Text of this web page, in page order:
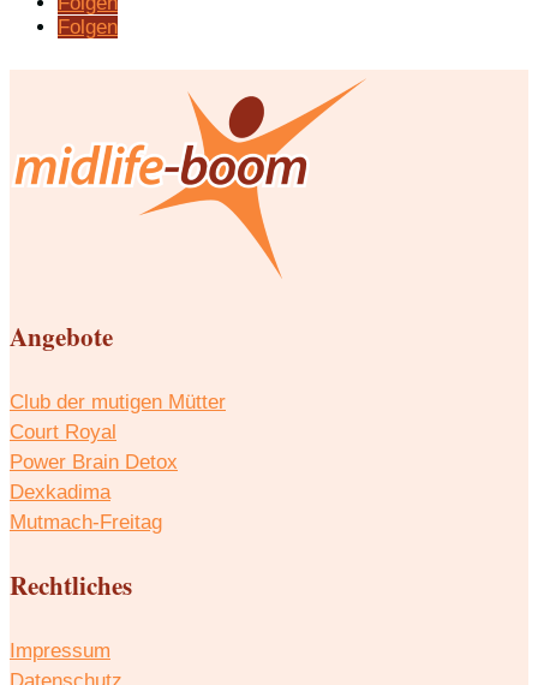
Folgen
Angebote
Club der mutigen Mütter
Court Royal
Power Brain Detox
Dexkadima
Mutmach-Freitag
Rechtliches
Impressum